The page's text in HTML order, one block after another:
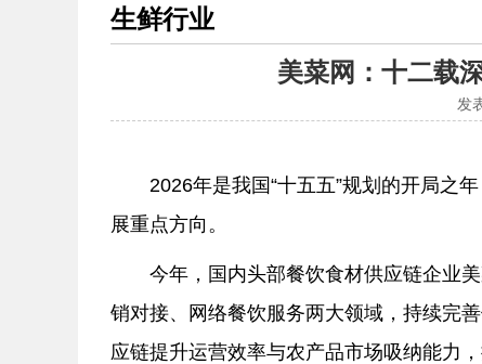
生鲜行业
美菜网：十二载
发
2026年是我国“十五五”规划的开局之
展重点方向。
今年，国内头部餐饮食材供应链企业
销对接、网络餐饮服务两大领域，持续完
应链提升运营效率与农产品市场吸纳能力